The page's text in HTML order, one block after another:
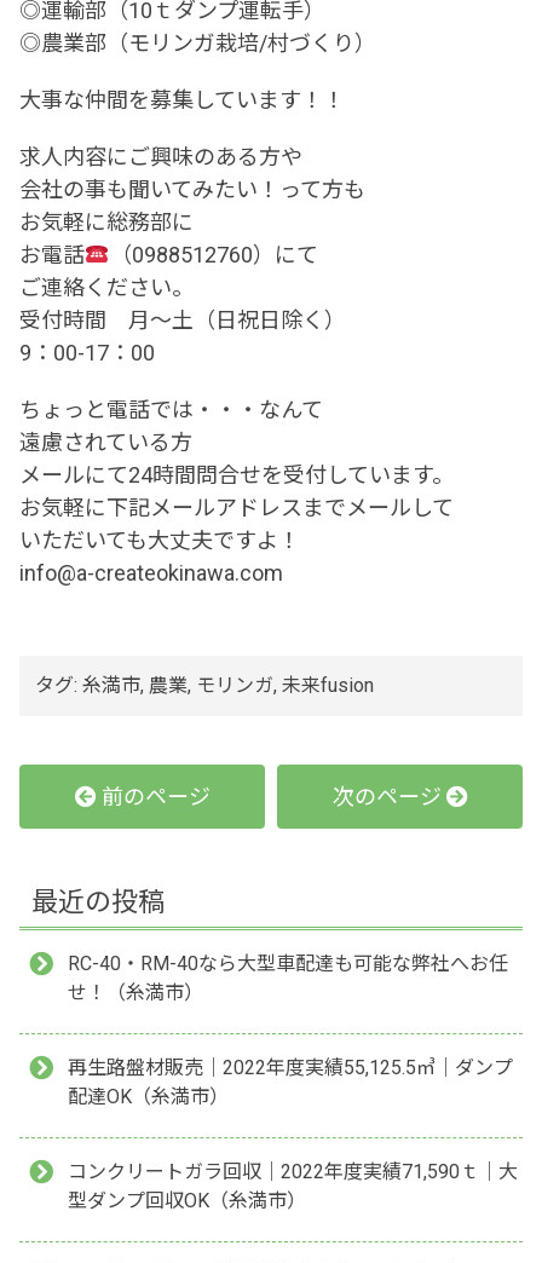
◎運輸部（10ｔダンプ運転手）
◎農業部（モリンガ栽培/村づくり）
大事な仲間を募集しています！！
求人内容にご興味のある方や
会社の事も聞いてみたい！って方も
お気軽に総務部に
お電話
（0988512760）にて
ご連絡ください。
受付時間 月～土（日祝日除く）
9：00-17：00
ちょっと電話では・・・なんて
遠慮されている方
メールにて24時間問合せを受付しています。
お気軽に下記メールアドレスまでメールして
いただいても大丈夫ですよ！
info@a-createokinawa.com
タグ: 糸満市, 農業, モリンガ, 未来fusion
前のページ 次のページ
最近の投稿
RC-40・RM-40なら大型車配達も可能な弊社へお任
せ！（糸満市）
再生路盤材販売｜2022年度実績55,125.5㎥｜ダンプ
配達OK（糸満市）
コンクリートガラ回収｜2022年度実績71,590ｔ｜大
型ダンプ回収OK（糸満市）